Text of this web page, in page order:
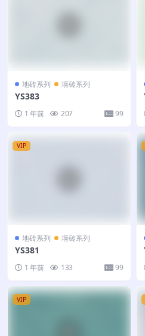
地砖系列 墙砖系列
YS383
1 年前 207 99
VIP
地砖系列 墙砖系列
YS381
1 年前 133 99
VIP